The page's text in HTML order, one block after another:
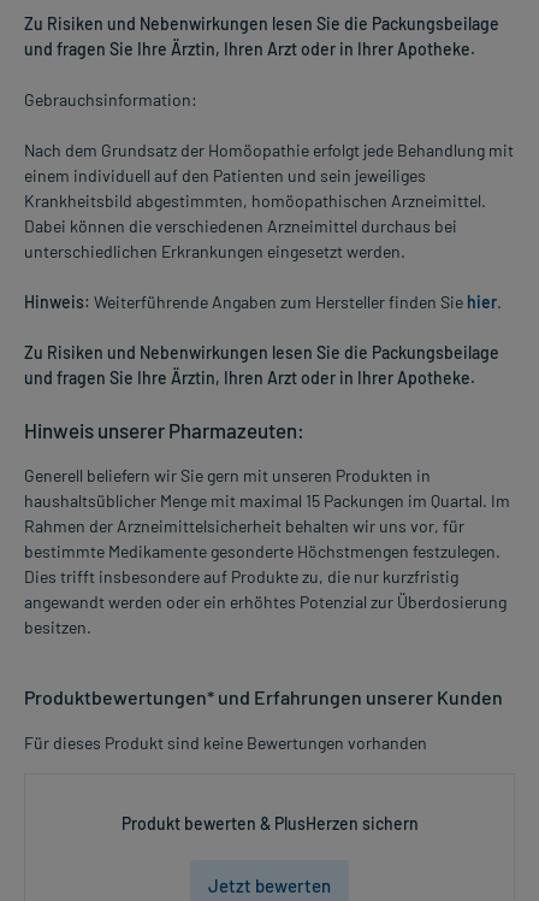
Zu Risiken und Nebenwirkungen lesen Sie die Packungsbeilage
und fragen Sie Ihre Ärztin, Ihren Arzt oder in Ihrer Apotheke.
Gebrauchsinformation:
Nach dem Grundsatz der Homöopathie erfolgt jede Behandlung mit
einem individuell auf den Patienten und sein jeweiliges
Krankheitsbild abgestimmten, homöopathischen Arzneimittel.
Dabei können die verschiedenen Arzneimittel durchaus bei
unterschiedlichen Erkrankungen eingesetzt werden.
Hinweis: Weiterführende Angaben zum Hersteller finden Sie hier.
Zu Risiken und Nebenwirkungen lesen Sie die Packungsbeilage
und fragen Sie Ihre Ärztin, Ihren Arzt oder in Ihrer Apotheke.
Hinweis unserer Pharmazeuten:
Generell beliefern wir Sie gern mit unseren Produkten in
haushaltsüblicher Menge mit maximal 15 Packungen im Quartal. Im
Rahmen der Arzneimittelsicherheit behalten wir uns vor, für
bestimmte Medikamente gesonderte Höchstmengen festzulegen.
Dies trifft insbesondere auf Produkte zu, die nur kurzfristig
angewandt werden oder ein erhöhtes Potenzial zur Überdosierung
besitzen.
Produktbewertungen* und Erfahrungen unserer Kunden
Für dieses Produkt sind keine Bewertungen vorhanden
Produkt bewerten & PlusHerzen sichern
Jetzt bewerten